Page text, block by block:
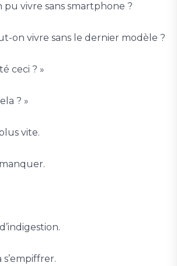
vivre sans smartphone ?
on vivre sans le dernier modèle ?
ceci ? »
? »
vite.